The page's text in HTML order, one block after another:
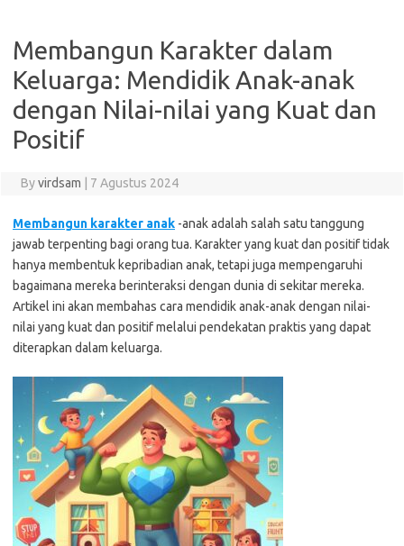
Membangun Karakter dalam
Keluarga: Mendidik Anak-anak
dengan Nilai-nilai yang Kuat dan
Positif
Byvirdsam 7 Agustus 2024
Membangun karakter anak -anak adalah salah satu tanggung
jawab terpenting bagi orang tua. Karakter yang kuat dan positif tidak
hanya membentuk kepribadian anak, tetapi juga mempengaruhi
bagaimana mereka berinteraksi dengan dunia di sekitar mereka.
Artikel ini akan membahas cara mendidik anak-anak dengan nilai-
nilai yang kuat dan positif melalui pendekatan praktis yang dapat
diterapkan dalam keluarga.